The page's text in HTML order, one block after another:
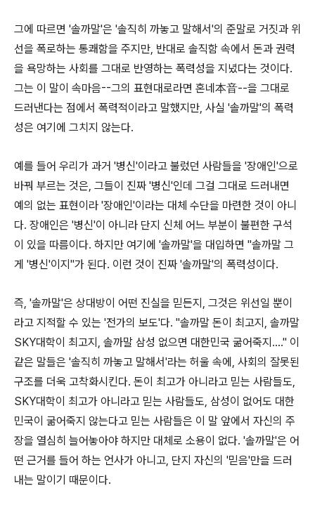
그에 따르면 '솔까말'은 '솔직히 까놓고 말해서'의 준말로 거짓과 위
선을 폭로하는 통쾌함을 주지만, 반대로 솔직함 속에서 돈과 권력
을 욕망하는 사회를 그대로 반영하는 폭력성을 지녔다는 것이다.
그는 이 말이 속마음--그의 표현대로라면 혼네本音--을 그대로
드러낸다는 점에서 폭력적이라고 말했지만, 사실 '솔까말'의 폭력
성은 여기에 그치지 않는다.
예를 들어 우리가 과거 '병신'이라고 불렀던 사람들을 '장애인'으로
바꿔 부르는 것은, 그들이 진짜 '병신'인데 그걸 그대로 드러내면
예의 없는 표현이라 '장애인'이라는 대체 수단을 마련한 것이 아니
다. 장애인은 '병신'이 아니라 단지 신체 어느 부분이 불편한 구석
이 있을 따름이다. 하지만 여기에 '솔까말'을 대입하면 "솔까말 그
게 '병신'이지"가 된다. 이런 것이 진짜 '솔까말'의 폭력성이다.
즉, '솔까말'은 상대방이 어떤 진실을 믿든지, 그것은 위선일 뿐이
라고 지적할 수 있는 '전가의 보도'다. "솔까말 돈이 최고지, 솔까말
SKY대학이 최고지, 솔까말 삼성 없으면 대한민국 굶어죽지…." 이
같은 말들은 '솔직히 까놓고 말해서'라는 허울 속에, 사회의 잘못된
구조를 더욱 고착화시킨다. 돈이 최고가 아니라고 믿는 사람들도,
SKY대학이 최고가 아니라고 믿는 사람들도, 삼성이 없어도 대한
민국이 굶어죽지 않는다고 믿는 사람들은 이 말 앞에서 자신의 주
장을 열심히 늘어놓아야 하지만 대체로 소용이 없다. '솔까말'은 어
떤 근거를 들어 하는 언사가 아니고, 단지 자신의 '믿음'만을 드러
내는 말이기 때문이다.